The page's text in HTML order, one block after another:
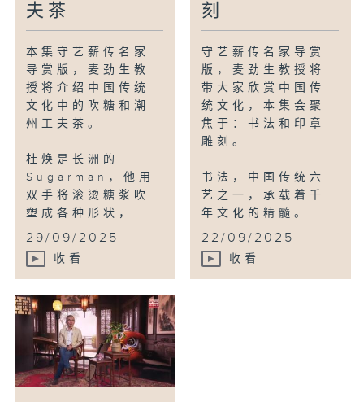
夫茶
本集守艺薪传名家
导赏版，麦劲生教
授将介绍中国传统
文化中的吹糖和潮
州工夫茶。
杜焕是长洲的
Sugarman，他用
双手将滚烫糖浆吹
塑成各种形状，...
29/09/2025
收看
刻
守艺薪传名家导赏
版，麦劲生教授将
带大家欣赏中国传
统文化，本集会聚
焦于：书法和印章
雕刻。
书法，中国传统六
艺之一，承载着千
年文化的精髓。...
22/09/2025
收看